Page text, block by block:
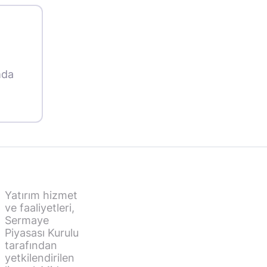
Yatırım hizmet
ve faaliyetleri,
Sermaye
Piyasası Kurulu
tarafından
yetkilendirilen